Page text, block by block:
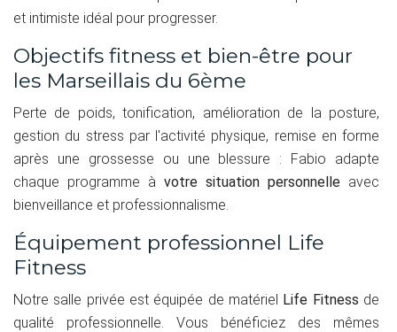
et intimiste idéal pour progresser.
Objectifs fitness et bien-être pour
les Marseillais du 6ème
Perte de poids, tonification, amélioration de la posture,
gestion du stress par l'activité physique, remise en forme
après une grossesse ou une blessure : Fabio adapte
chaque programme à votre situation personnelle avec
bienveillance et professionnalisme.
Équipement professionnel Life
Fitness
Notre salle privée est équipée de matériel Life Fitness de
qualité professionnelle. Vous bénéficiez des mêmes